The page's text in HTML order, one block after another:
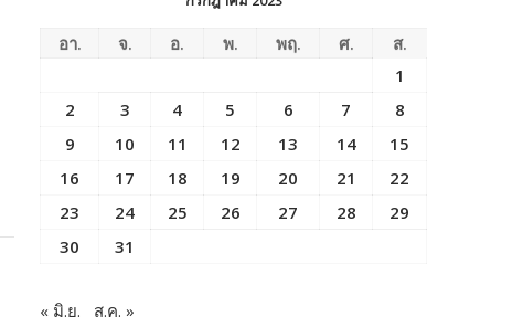
อา. จ. อ. พ. พฤ. ศ.
ส.
1
2
3 4 5 6 7
8
9
10 11 12 13 14
15
16
17 18 19 20 21
22
23
24 25 26 27 28
29
30
31
« มิ.ย. ส.ค. »